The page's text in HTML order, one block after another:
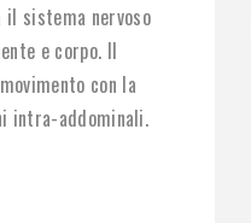
il sistema nervoso
e corpo. Il
con la
intra-addominali.